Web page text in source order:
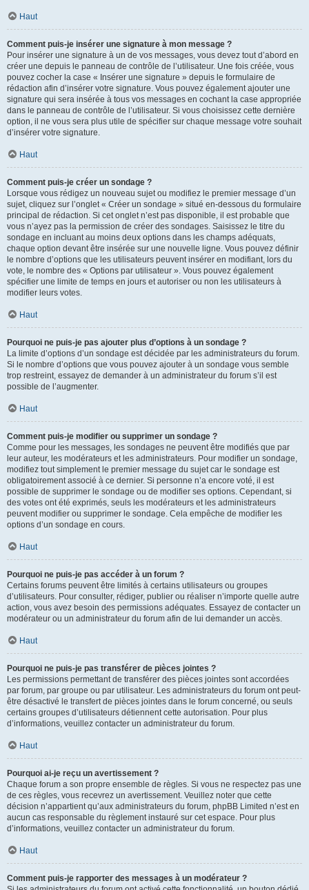
Haut
Comment puis-je insérer une signature à mon message ?
Pour insérer une signature à un de vos messages, vous devez tout d’abord en
créer une depuis le panneau de contrôle de l’utilisateur. Une fois créée, vous
pouvez cocher la case « Insérer une signature » depuis le formulaire de
rédaction afin d’insérer votre signature. Vous pouvez également ajouter une
signature qui sera insérée à tous vos messages en cochant la case appropriée
dans le panneau de contrôle de l’utilisateur. Si vous choisissez cette dernière
option, il ne vous sera plus utile de spécifier sur chaque message votre souhait
d’insérer votre signature.
Haut
Comment puis-je créer un sondage ?
Lorsque vous rédigez un nouveau sujet ou modifiez le premier message d’un
sujet, cliquez sur l’onglet « Créer un sondage » situé en-dessous du formulaire
principal de rédaction. Si cet onglet n’est pas disponible, il est probable que
vous n’ayez pas la permission de créer des sondages. Saisissez le titre du
sondage en incluant au moins deux options dans les champs adéquats,
chaque option devant être insérée sur une nouvelle ligne. Vous pouvez définir
le nombre d’options que les utilisateurs peuvent insérer en modifiant, lors du
vote, le nombre des « Options par utilisateur ». Vous pouvez également
spécifier une limite de temps en jours et autoriser ou non les utilisateurs à
modifier leurs votes.
Haut
Pourquoi ne puis-je pas ajouter plus d’options à un sondage ?
La limite d’options d’un sondage est décidée par les administrateurs du forum.
Si le nombre d’options que vous pouvez ajouter à un sondage vous semble
trop restreint, essayez de demander à un administrateur du forum s’il est
possible de l’augmenter.
Haut
Comment puis-je modifier ou supprimer un sondage ?
Comme pour les messages, les sondages ne peuvent être modifiés que par
leur auteur, les modérateurs et les administrateurs. Pour modifier un sondage,
modifiez tout simplement le premier message du sujet car le sondage est
obligatoirement associé à ce dernier. Si personne n’a encore voté, il est
possible de supprimer le sondage ou de modifier ses options. Cependant, si
des votes ont été exprimés, seuls les modérateurs et les administrateurs
peuvent modifier ou supprimer le sondage. Cela empêche de modifier les
options d’un sondage en cours.
Haut
Pourquoi ne puis-je pas accéder à un forum ?
Certains forums peuvent être limités à certains utilisateurs ou groupes
d’utilisateurs. Pour consulter, rédiger, publier ou réaliser n’importe quelle autre
action, vous avez besoin des permissions adéquates. Essayez de contacter un
modérateur ou un administrateur du forum afin de lui demander un accès.
Haut
Pourquoi ne puis-je pas transférer de pièces jointes ?
Les permissions permettant de transférer des pièces jointes sont accordées
par forum, par groupe ou par utilisateur. Les administrateurs du forum ont peut-
être désactivé le transfert de pièces jointes dans le forum concerné, ou seuls
certains groupes d’utilisateurs détiennent cette autorisation. Pour plus
d’informations, veuillez contacter un administrateur du forum.
Haut
Pourquoi ai-je reçu un avertissement ?
Chaque forum a son propre ensemble de règles. Si vous ne respectez pas une
de ces règles, vous recevrez un avertissement. Veuillez noter que cette
décision n’appartient qu’aux administrateurs du forum, phpBB Limited n’est en
aucun cas responsable du règlement instauré sur cet espace. Pour plus
d’informations, veuillez contacter un administrateur du forum.
Haut
Comment puis-je rapporter des messages à un modérateur ?